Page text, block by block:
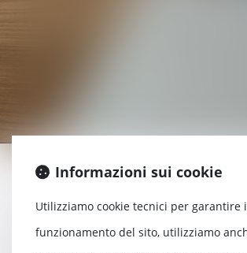
Redazione, esecuzione e
contratti commerciali
Informazioni sui cookie
Utilizziamo cookie tecnici per garantire
funzionamento del sito, utilizziamo